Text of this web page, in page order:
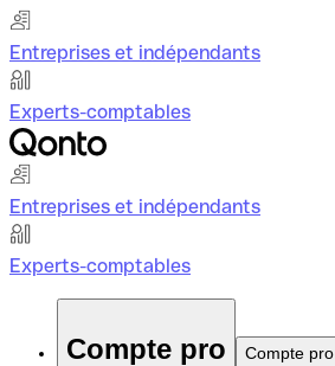
Entreprises et indépendants
Experts-comptables
Entreprises et indépendants
Experts-comptables
Compte pro Compte pro